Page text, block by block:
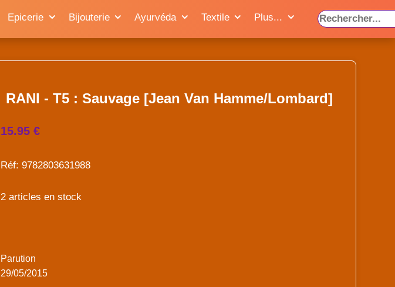
Epicerie Bijouterie Ayurvéda Textile Plus...
RANI - T5 : Sauvage [Jean Van Hamme/Lombard]
15.95 €
Réf: 9782803631988
2 articles en stock
Parution
29/05/2015